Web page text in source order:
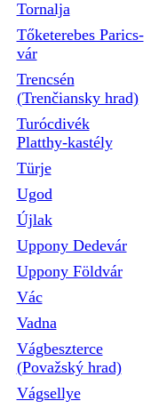
Tornalja
Tőketerebes Parics-
vár
Trencsén
(Trenčiansky hrad)
Turócdivék
Platthy-kastély
Türje
Ugod
Újlak
Uppony Dedevár
Uppony Földvár
Vác
Vadna
Vágbeszterce
(Považský hrad)
Vágsellye